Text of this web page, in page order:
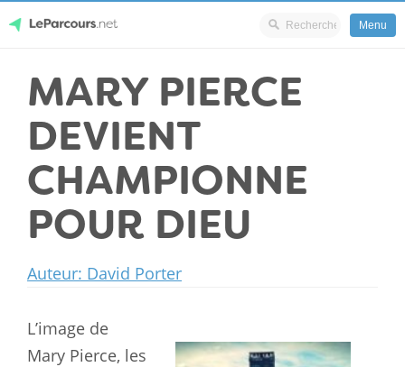
content
LeParcours.net
Menu
MARY PIERCE
DEVIENT
CHAMPIONNE
POUR DIEU
Auteur: David Porter
L’image de
Mary Pierce, les